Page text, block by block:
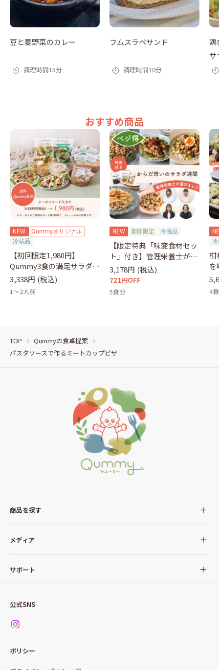
豆と夏野菜のカレー
調理時間15分
フムスラペサンド
調理時間10分
鶏
サ
おすすめ商品
NEW
Qummyオリジナル
冷蔵品
【初回限定1,980円】
Qummy3食の満足サラダセ
ット（クーポンコード：
otameshi）
3,338円 (税込)
1～2人前
NEW 期間限定 冷蔵品
【限定特典「味変食材セッ
ト」付き】管理栄養士が選
ぶサラダ
3,178円 (税込)
721円OFF
5食分
柑
を
&
4
TOP
Qummyの食卓提案
パスタソースで作るミートカップピザ
商品を探す
全ての商品
サラダ
パッケージサラダ
調味料
メディア
Qummy(キユーミー)について
サポート
お問い合わせ
公式SNS
ポリシー